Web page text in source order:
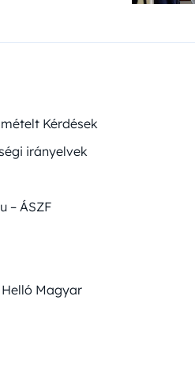
Kérdések
irányelvek
– ÁSZF
Magyar